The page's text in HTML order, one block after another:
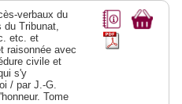
verbaux du
Tribunat,
etc. et
raisonnée avec
civile et
s'y
/ par J.-G.
Tome